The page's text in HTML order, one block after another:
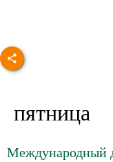
пятница
Международный